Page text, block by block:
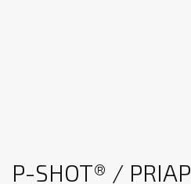
P-SHOT® /